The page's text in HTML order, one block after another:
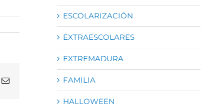
Correo
ESCOLARIZACIÓN
EXTRAESCOLARES
EXTREMADURA
FAMILIA
HALLOWEEN